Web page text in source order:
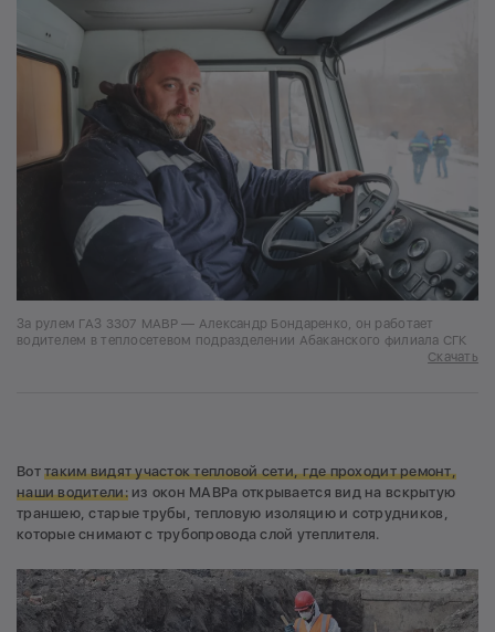
За рулем ГАЗ 3307 МАВР — Александр Бондаренко, он работает
водителем в теплосетевом подразделении Абаканского филиала СГК
Скачать
Воттаким видят участок тепловой сети, где проходит ремонт,
наши водители:из окон МАВРа открывается вид на вскрытую
траншею, старые трубы, тепловую изоляцию и сотрудников,
которые снимают с трубопровода слой утеплителя.